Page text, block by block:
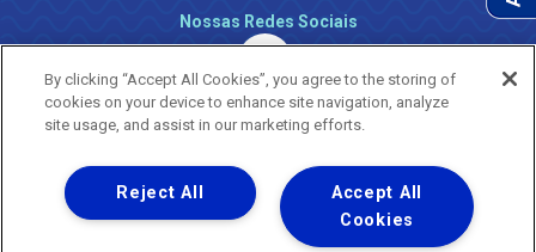
Nossas Redes Sociais
Uma empresa
Copyright ® 2026 - Todos os Direitos Reservados.
By clicking “Accept All Cookies”, you agree to the storing of
cookies on your device to enhance site navigation, analyze
site usage, and assist in our marketing efforts.
Accept All
Cookies
Reject All